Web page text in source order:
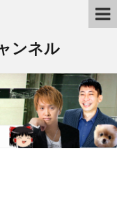
ンネル